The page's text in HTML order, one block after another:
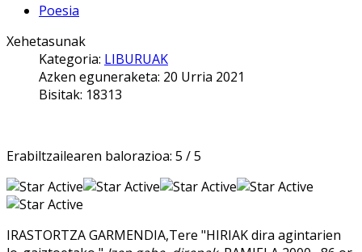
Poesia
Xehetasunak
Kategoria: LIBURUAK
Azken eguneraketa: 20 Urria 2021
Bisitak: 18313
Erabiltzailearen balorazioa: 5 /5
IRASTORTZA GARMENDIA,Tere "HIRIAK dira agintarien